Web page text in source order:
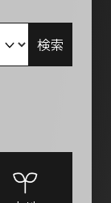
検索